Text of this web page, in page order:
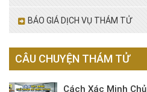
BÁO GIÁ DỊCH VỤ THÁM TỬ
CÂU CHUYỆN THÁM TỬ
Cách Xác Minh